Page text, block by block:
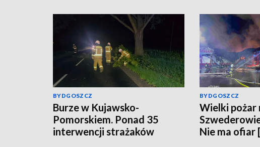
BYDGOSZCZ
Burze w Kujawsko-
Pomorskiem. Ponad 35
interwencji strażaków
BYDGOSZCZ
Wielki pożar
Nie ma ofiar